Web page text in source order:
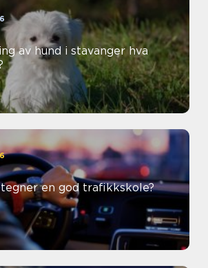
av hund i stavanger hva
en god trafikkskole?